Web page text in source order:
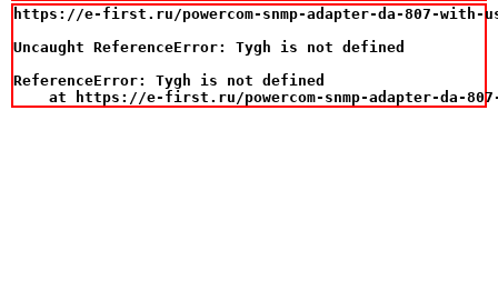
https://e-first.ru/powercom-snmp-adapter-da-807-with-
Uncaught ReferenceError: Tygh is not defined
ReferenceError: Tygh is not defined
at https://e-first.ru/powercom-snmp-adapter-da-